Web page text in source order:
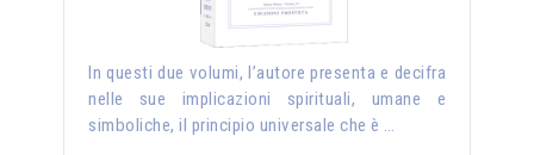
In questi due volumi, l’autore presenta e decifra
nelle sue implicazioni spirituali, umane e
simboliche, il principio universale che è …